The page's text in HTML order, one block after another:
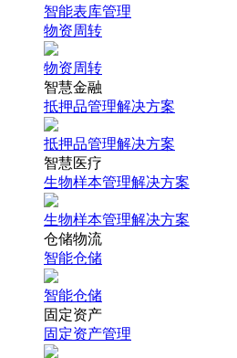
智能表库管理
物资周转
物资周转
智慧金融
抵押品管理解决方案
抵押品管理解决方案
智慧医疗
生物样本管理解决方案
生物样本管理解决方案
仓储物流
智能仓储
智能仓储
固定资产
固定资产管理